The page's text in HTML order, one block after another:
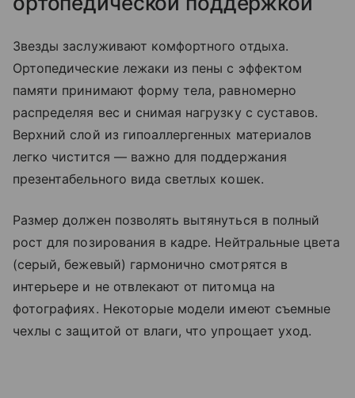
Звезды заслуживают комфортного отдыха.
Ортопедические лежаки из пены с эффектом
памяти принимают форму тела, равномерно
распределяя вес и снимая нагрузку с суставов.
Верхний слой из гипоаллергенных материалов
легко чистится — важно для поддержания
презентабельного вида светлых кошек.
Размер должен позволять вытянуться в полный
рост для позирования в кадре. Нейтральные цвета
(серый, бежевый) гармонично смотрятся в
интерьере и не отвлекают от питомца на
фотографиях. Некоторые модели имеют съемные
чехлы с защитой от влаги, что упрощает уход.